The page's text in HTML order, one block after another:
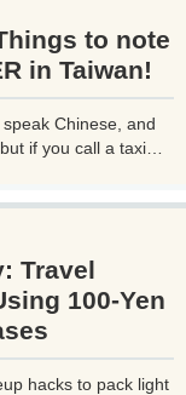
デメリットを交え
to note
in Taiwan!
Chinese, and
if you call a taxi
are not careful, you
high bill.
Travel
100-Yen
hacks to pack light